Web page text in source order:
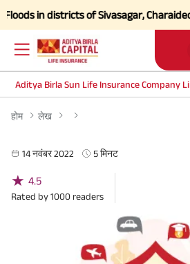
districts of Sivasagar, Charaideo,
Aditya Birla Sun Life Insurance Company
होम लेख
14 नवंबर 2022 5 मिनट
★ 4.5
Rated by1000 readers